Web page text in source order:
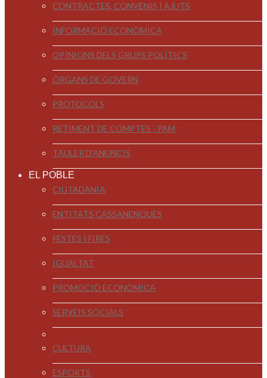
CONTRACTES, CONVENIS I AJUTS
INFORMACIÓ ECONÒMICA
OPINIONS DELS GRUPS POLÍTICS
ÒRGANS DE GOVERN
PROTOCOLS
RETIMENT DE COMPTES - PAM
TAULER D'ANUNCIS
EL POBLE
CIUTADANIA
ENTITATS CASSANENQUES
FESTES I FIRES
IGUALTAT
PROMOCIÓ ECONÒMICA
SERVEIS SOCIALS
CULTURA
ESPORTS